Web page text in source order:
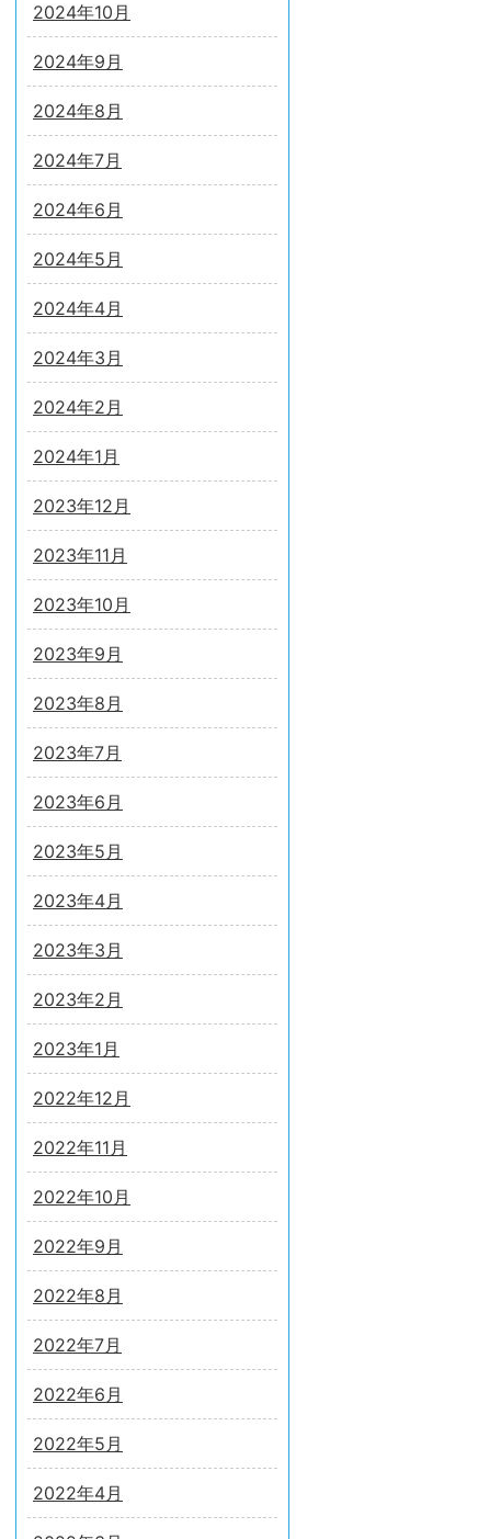
2024年10月
2024年9月
2024年8月
2024年7月
2024年6月
2024年5月
2024年4月
2024年3月
2024年2月
2024年1月
2023年12月
2023年11月
2023年10月
2023年9月
2023年8月
2023年7月
2023年6月
2023年5月
2023年4月
2023年3月
2023年2月
2023年1月
2022年12月
2022年11月
2022年10月
2022年9月
2022年8月
2022年7月
2022年6月
2022年5月
2022年4月